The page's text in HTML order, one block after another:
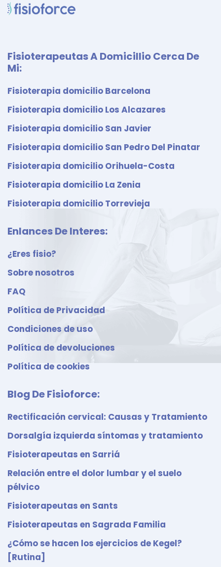
Fisioterapeutas A Domicillio Cerca De
Mi:
Fisioterapia domicilio Barcelona
Fisioterapia domicilio Los Alcazares
Fisioterapia domicilio San Javier
Fisioterapia domicilio San Pedro Del Pinatar
Fisioterapia domicilio Orihuela-Costa
Fisioterapia domicilio La Zenia
Fisioterapia domicilio Torrevieja
Enlances De Interes:
¿Eres fisio?
Sobre nosotros
FAQ
Política de Privacidad
Condiciones de uso
Política de devoluciones
Política de cookies
Blog De Fisioforce:
Rectificación cervical: Causas y Tratamiento
Dorsalgía izquierda síntomas y tratamiento
Fisioterapeutas en Sarriá
Relación entre el dolor lumbar y el suelo
pélvico
Fisioterapeutas en Sants
Fisioterapeutas en Sagrada Familia
¿Cómo se hacen los ejercicios de Kegel?
[Rutina]